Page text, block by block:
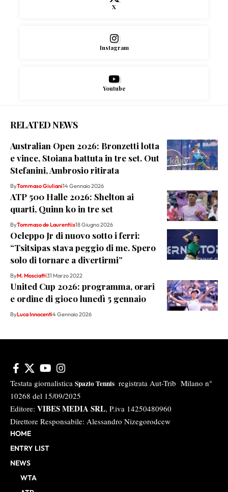
X
Instagram
Youtube
RELATED NEWS
Australian Open 2026: Bronzetti lotta
e vince, Stoiana battuta in tre set. Out
Stefanini, Ambrosio ritirata
ByTommaso Giuliani14 Gennaio 2026
ATP 500 Halle 2026: Shelton ai
quarti, Quinn ko in tre set
ByTommaso de Laurentiis18 Giugno 2026
Ocleppo Jr di nuovo sotto i ferri:
“Tsitsipas stava peggio di me. Spero
solo di tornare a divertirmi”
ByM. Mosciatti31 Marzo 2022
United Cup 2026: programma, orari
e ordine di gioco lunedì 5 gennaio
ByLuca Innocenti4 Gennaio 2026
Testata giornalistica Spazio Tennis registrata Aut-Trib Milano n°
10268 del 15/09/2025
Editore: VIBES MEDIA SRL, P.iva 14250480960
Direttore Responsabile: Alessandro Nizegorodcew
HOME
ENTRY LIST
NEWS
WTA